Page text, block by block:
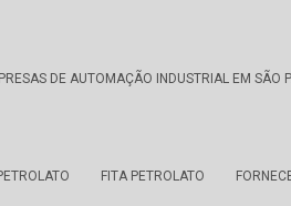
DE AUTOMAÇÃO INDUSTRIAL EM SÃO
FITA PETROLATO